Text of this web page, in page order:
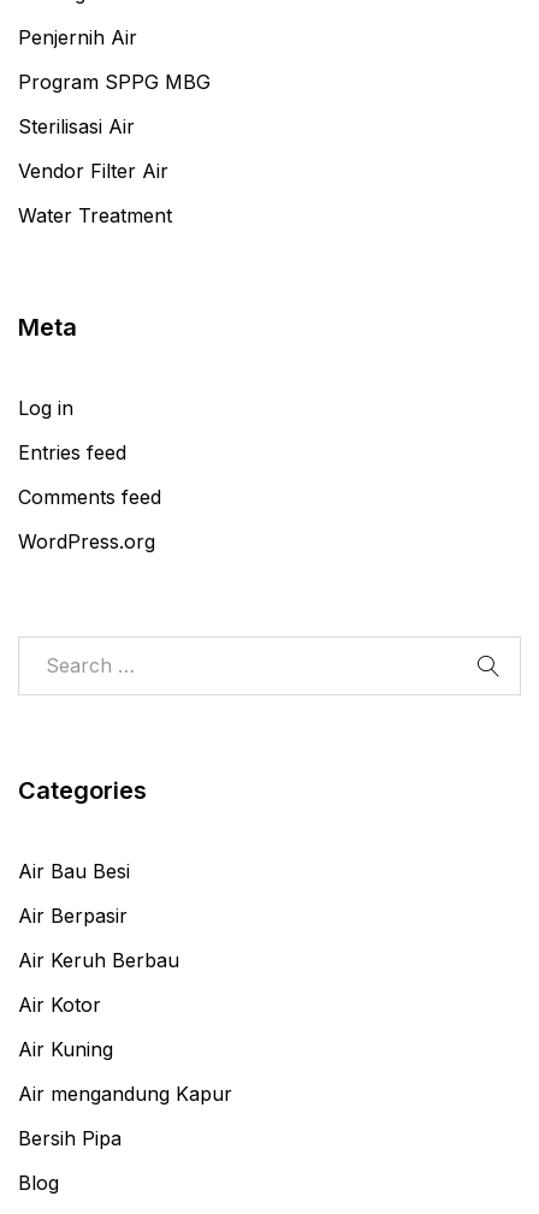
Penjernih Air
Program SPPG MBG
Sterilisasi Air
Vendor Filter Air
Water Treatment
Meta
Log in
Entries feed
Comments feed
WordPress.org
Categories
Air Bau Besi
Air Berpasir
Air Keruh Berbau
Air Kotor
Air Kuning
Air mengandung Kapur
Bersih Pipa
Blog